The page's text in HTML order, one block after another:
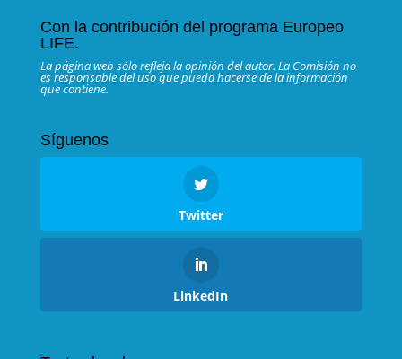
Con la contribución del programa Europeo
LIFE.
La página web sólo refleja la opinión del autor. La Comisión no
es responsable del uso que pueda hacerse de la información
que contiene.
Síguenos
Twitter
LinkedIn